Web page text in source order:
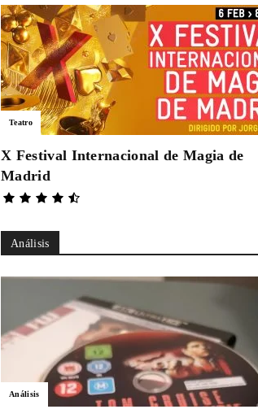
Teatro
X Festival Internacional de Magia de
Madrid
Análisis
Análisis